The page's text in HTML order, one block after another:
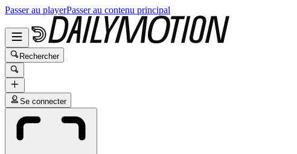
Passer au playerPasser au contenu principal
Rechercher
Se connecter